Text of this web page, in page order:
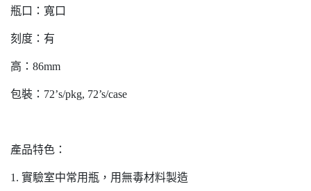
瓶口：寬口
刻度：有
高：86mm
包裝：72’s/pkg, 72’s/case
產品特色：
1. 實驗室中常用瓶，用無毒材料製造